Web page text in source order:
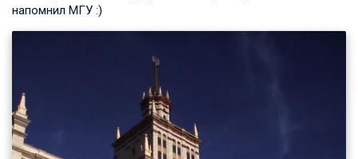
напомнил МГУ :)